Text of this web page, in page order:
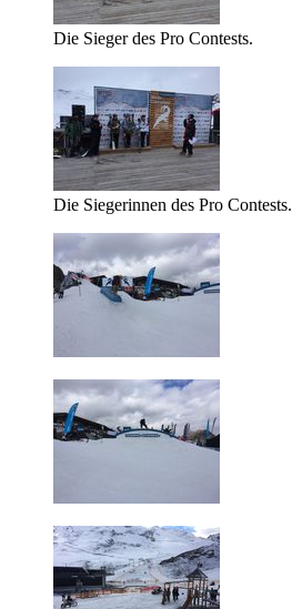
Die Sieger des Pro Contests.
Die Siegerinnen des Pro Contests.